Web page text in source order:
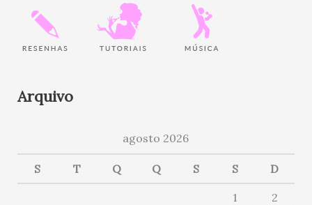
Arquivo
agosto 2026
S T Q Q S S D
1
2